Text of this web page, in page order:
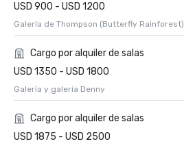
USD 900 - USD 1200
Galería de Thompson (Butterfly Rainforest)
Cargo por alquiler de salas
USD 1350 - USD 1800
Galería y galería Denny
Cargo por alquiler de salas
USD 1875 - USD 2500